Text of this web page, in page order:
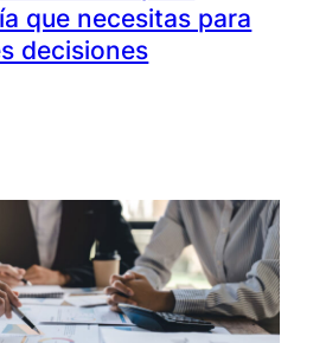
que necesitas para
decisiones